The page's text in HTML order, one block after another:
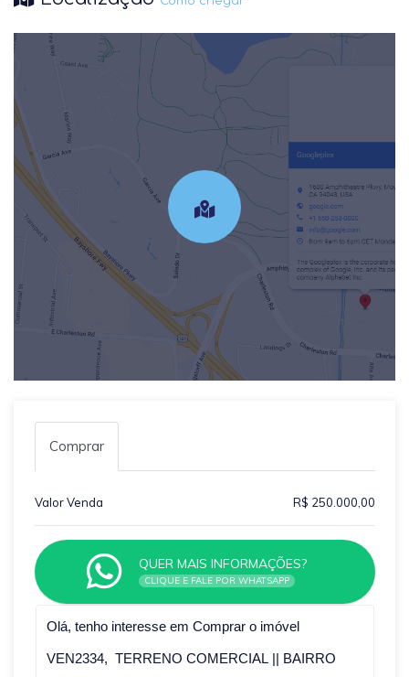
Comprar
Valor Venda R$ 250.000,00
QUER MAIS INFORMAÇÕES?
CLIQUE E FALE POR WHATSAPP